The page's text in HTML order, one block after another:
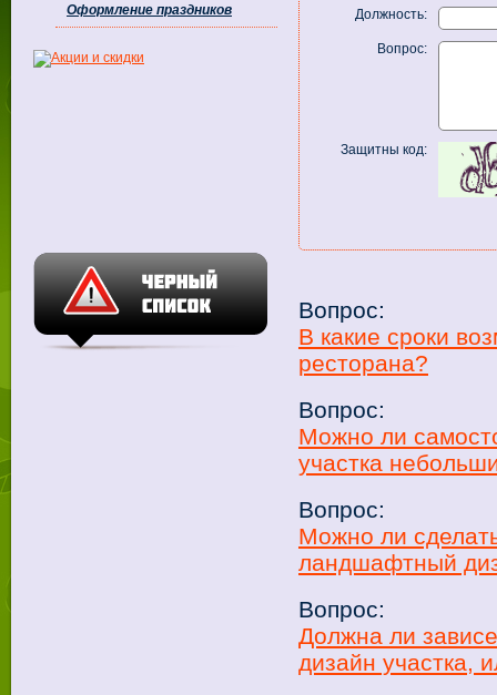
Должность:
Вопрос:
Защитны код:
Вопрос:
В какие сроки
ресторана?
Вопрос:
Можно ли
участка
Вопрос:
Можно ли
ландшафтный
Вопрос:
Должна ли
дизайн участка,
Оформление праздников